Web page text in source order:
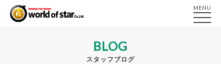
MENU
BLOG
スタッフブログ